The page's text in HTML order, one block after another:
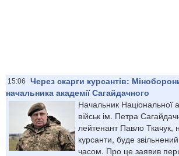
15:06
Через скарги курсантів:
начальника академії Сагайдачного
Начальник Національної
військ ім. Петра
лейтенант Павло Ткачук,
курсанти, буде
часом. Про це заявив